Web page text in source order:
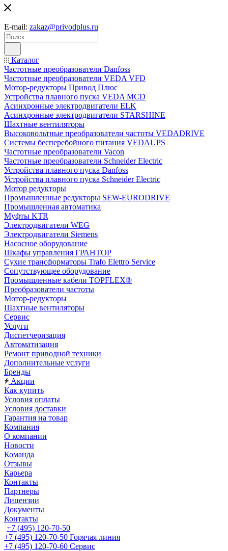
E-mail: zakaz@privodplus.ru
Каталог
Частотные преобразователи Danfoss
Частотные преобразователи VEDA VFD
Мотор-редукторы Привод Плюс
Устройства плавного пуска VEDA MCD
Асинхронные электродвигатели ELK
Асинхронные электродвигатели STARSHINE
Шахтные вентиляторы
Высоковольтные преобразователи частоты VEDADRIVE
Системы бесперебойного питания VEDAUPS
Частотные преобразователи Vacon
Частотные преобразователи Schneider Electric
Устройства плавного пуска Danfoss
Устройства плавного пуска Schneider Electric
Мотор редукторы
Промышленные редукторы SEW-EURODRIVE
Промышленная автоматика
Муфты KTR
Электродвигатели WEG
Электродвигатели Siemens
Насосное оборудование
Шкафы управления ГРАНТОР
Сухие трансформаторы Trafo Elettro Service
Сопутствующее оборудование
Промышленные кабели TOPFLEX®
Преобразователи частоты
Мотор-редукторы
Шахтные вентиляторы
Сервис
Услуги
Диспетчеризация
Автоматизация
Ремонт приводной техники
Дополнительные услуги
Бренды
Акции
Как купить
Условия оплаты
Условия доставки
Гарантия на товар
Компания
О компании
Новости
Команда
Отзывы
Карьера
Контакты
Партнеры
Лицензии
Документы
Контакты
+7 (495) 120-70-50
+7 (495) 120-70-50 Горячая линия
+7 (495) 120-70-60 Сервис